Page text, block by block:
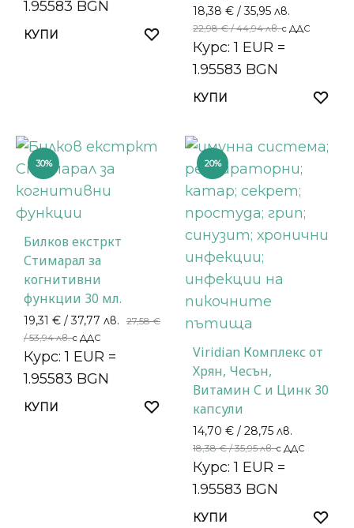
1.95583 BGN
КУПИ
18,38 € / 35,95 лв.
22,98€/ 44,94 лв.с ДДС
Курс: 1 EUR =
1.95583 BGN
КУПИ
30%
Билков екстркт
Стимарал за
когнитивни
функции 30 мл.
19,31 € / 37,77 лв. 27,58€
/ 53,94 лв.с ДДС
Курс: 1 EUR =
1.95583 BGN
КУПИ
20%
Viridian Комплекс от
Хрян, Чесън,
Витамин С и Цинк 30
капсули
14,70 € / 28,75 лв.
18,38€/ 35,95 лв.с ДДС
Курс: 1 EUR =
1.95583 BGN
КУПИ